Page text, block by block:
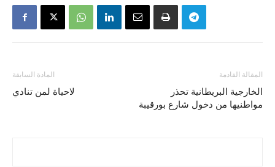
المادة السابقة
لاحياة لمن تنادي
المقالة القادمة
الخارجية البريطانية تحذر
مواطنيها من دخول شارع بورقيبة